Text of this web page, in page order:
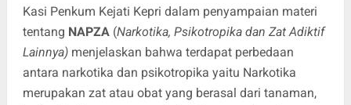
Kasi Penkum Kejati Kepri dalam penyampaian materi
tentang NAPZA(Narkotika, Psikotropika dan Zat Adiktif
Lainnya) menjelaskan bahwa terdapat perbedaan
antara narkotika dan psikotropika yaitu Narkotika
merupakan zat atau obat yang berasal dari tanaman,